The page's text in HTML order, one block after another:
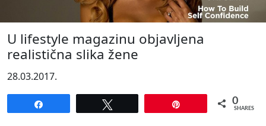
U lifestyle magazinu objavljena
realistična slika žene
28.03.2017.
0
SHARES